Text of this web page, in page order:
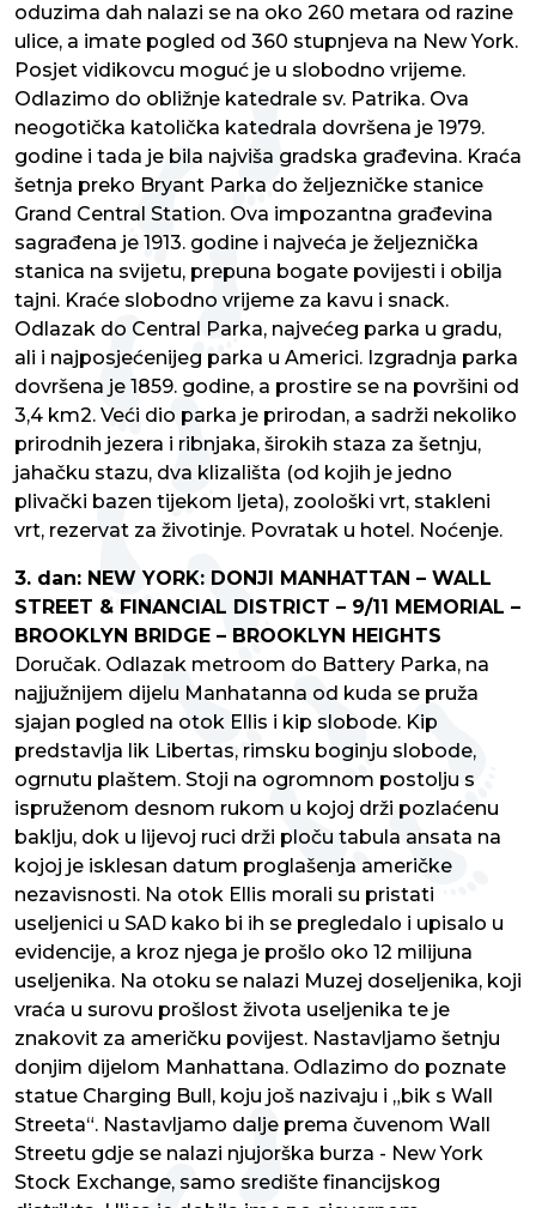
oduzima dah nalazi se na oko 260 metara od razine
ulice, a imate pogled od 360 stupnjeva na New York.
Posjet vidikovcu moguć je u slobodno vrijeme.
Odlazimo do obližnje katedrale sv. Patrika. Ova
neogotička katolička katedrala dovršena je 1979.
godine i tada je bila najviša gradska građevina. Kraća
šetnja preko Bryant Parka do željezničke stanice
Grand Central Station. Ova impozantna građevina
sagrađena je 1913. godine i najveća je željeznička
stanica na svijetu, prepuna bogate povijesti i obilja
tajni. Kraće slobodno vrijeme za kavu i snack.
Odlazak do Central Parka, najvećeg parka u gradu,
ali i najposjećenijeg parka u Americi. Izgradnja parka
dovršena je 1859. godine, a prostire se na površini od
3,4 km2. Veći dio parka je prirodan, a sadrži nekoliko
prirodnih jezera i ribnjaka, širokih staza za šetnju,
jahačku stazu, dva klizališta (od kojih je jedno
plivački bazen tijekom ljeta), zoološki vrt, stakleni
vrt, rezervat za životinje. Povratak u hotel. Noćenje.
3. dan: NEW YORK: DONJI MANHATTAN – WALL
STREET & FINANCIAL DISTRICT – 9/11 MEMORIAL –
BROOKLYN BRIDGE – BROOKLYN HEIGHTS
Doručak. Odlazak metroom do Battery Parka, na
najjužnijem dijelu Manhatanna od kuda se pruža
sjajan pogled na otok Ellis i kip slobode. Kip
predstavlja lik Libertas, rimsku boginju slobode,
ogrnutu plaštem. Stoji na ogromnom postolju s
ispruženom desnom rukom u kojoj drži pozlaćenu
baklju, dok u lijevoj ruci drži ploču tabula ansata na
kojoj je isklesan datum proglašenja američke
nezavisnosti. Na otok Ellis morali su pristati
useljenici u SAD kako bi ih se pregledalo i upisalo u
evidencije, a kroz njega je prošlo oko 12 milijuna
useljenika. Na otoku se nalazi Muzej doseljenika, koji
vraća u surovu prošlost života useljenika te je
znakovit za američku povijest. Nastavljamo šetnju
donjim dijelom Manhattana. Odlazimo do poznate
statue Charging Bull, koju još nazivaju i „bik s Wall
Streeta“. Nastavljamo dalje prema čuvenom Wall
Streetu gdje se nalazi njujorška burza - New York
Stock Exchange, samo središte financijskog